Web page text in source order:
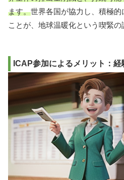
ます。世界各国が協力し、積極的
ことが、地球温暖化という喫緊の
ICAP参加によるメリット：